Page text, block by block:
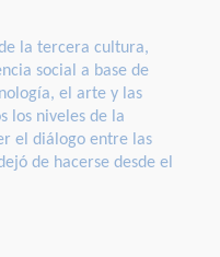
la tercera cultura,
social a base de
el arte y las
los niveles de la
el diálogo entre las
de hacerse desde el